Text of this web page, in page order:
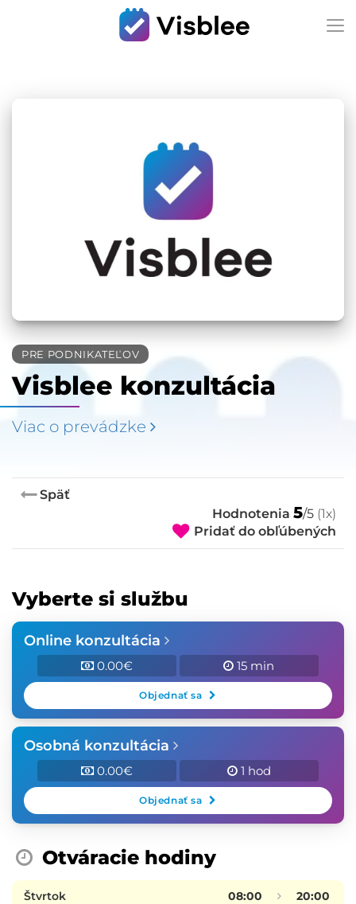
PRE PODNIKATEĽOV
Visblee konzultácia
Viac o prevádzke
Späť
Hodnotenia 5/5 (1x)
Pridať do obľúbených
Vyberte si službu
Online konzultácia
0.00€ 15 min
Objednať sa
Osobná konzultácia
0.00€ 1 hod
Objednať sa
Otváracie hodiny
Štvrtok 08:00 20:00